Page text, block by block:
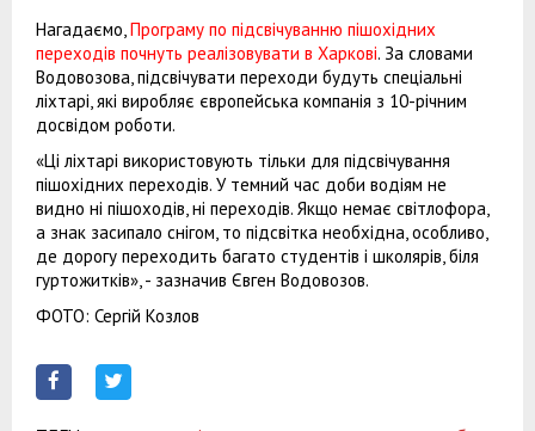
Нагадаємо, Програму по підсвічуванню пішохідних
переходів почнуть реалізовувати в Харкові. За словами
Водовозова, підсвічувати переходи будуть спеціальні
ліхтарі, які виробляє європейська компанія з 10-річним
досвідом роботи.
«Ці ліхтарі використовують тільки для підсвічування
пішохідних переходів. У темний час доби водіям не
видно ні пішоходів, ні переходів. Якщо немає світлофора,
а знак засипало снігом, то підсвітка необхідна, особливо,
де дорогу переходить багато студентів і школярів, біля
гуртожитків», - зазначив Євген Водовозов.
ФОТО: Сергій Козлов